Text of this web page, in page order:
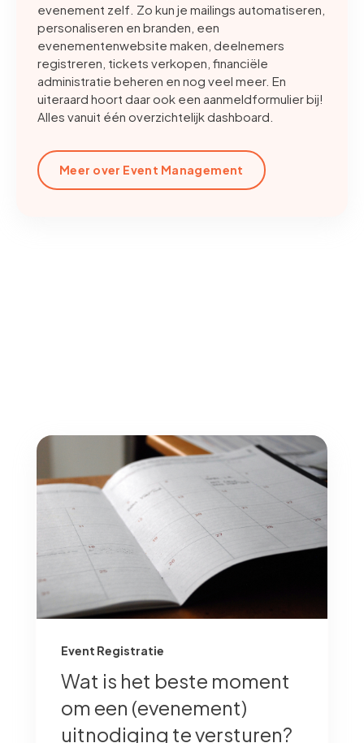
evenement zelf. Zo kun je mailings automatiseren,
personaliseren en branden, een
evenementenwebsite maken, deelnemers
registreren, tickets verkopen, financiële
administratie beheren en nog veel meer. En
uiteraard hoort daar ook een aanmeldformulier bij!
Alles vanuit één overzichtelijk dashboard.
Meer over Event Management
Event Registratie
Wat is het beste moment
om een (evenement)
uitnodiging te versturen?